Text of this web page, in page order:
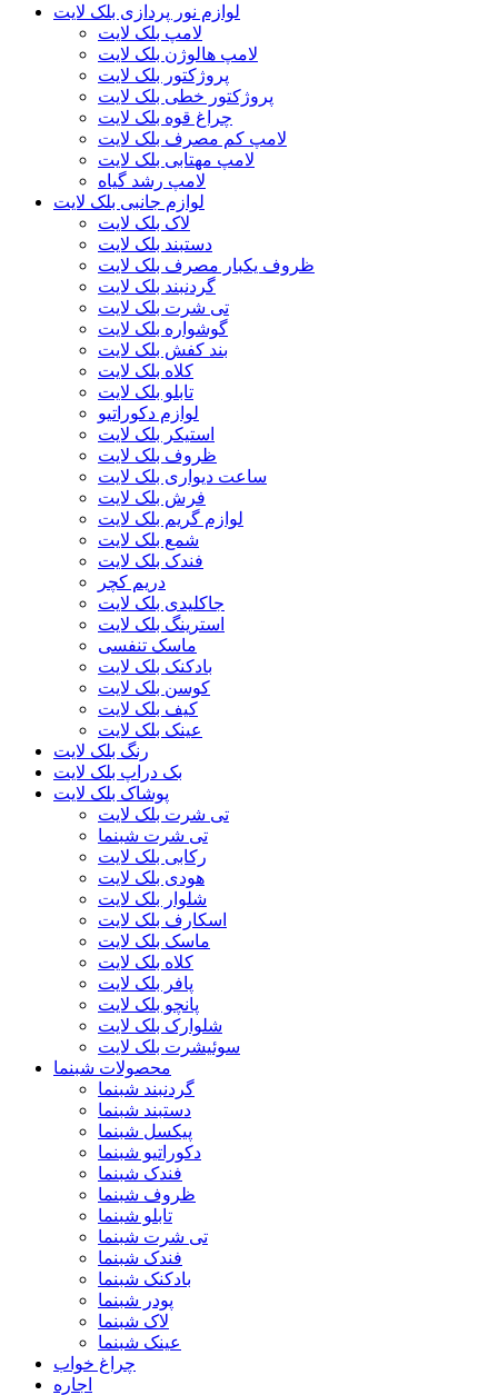
لوازم نور پردازی بلک لایت
لامپ بلک لایت
لامپ هالوژن بلک لایت
پروژکتور بلک لایت
پروژکتور خطی بلک لایت
چراغ قوه بلک لایت
لامپ کم مصرف بلک لایت
لامپ مهتابی بلک لایت
لامپ رشد گیاه
لوازم جانبی بلک لایت
لاک بلک لایت
دستبند بلک لایت
ظروف یکبار مصرف بلک لایت
گردنبند بلک لایت
تی شرت بلک لایت
گوشواره بلک لایت
بند کفش بلک لایت
کلاه بلک لایت
تابلو بلک لایت
لوازم دکوراتیو
استیکر بلک لایت
ظروف بلک لایت
ساعت دیواری بلک لایت
فرش بلک لایت
لوازم گریم بلک لایت
شمع بلک لایت
فندک بلک لایت
دریم کچر
جاکلیدی بلک لایت
استرینگ بلک لایت
ماسک تنفسی
بادکنک بلک لایت
کوسن بلک لایت
کیف بلک لایت
عینک بلک لایت
رنگ بلک لایت
بک دراپ بلک لایت
پوشاک بلک لایت
تی شرت بلک لایت
تی شرت شبنما
رکابی بلک لایت
هودی بلک لایت
شلوار بلک لایت
اسکارف بلک لایت
ماسک بلک لایت
کلاه بلک لایت
پافر بلک لایت
پانچو بلک لایت
شلوارک بلک لایت
سوئیشرت بلک لایت
محصولات شبنما
گردنبند شبنما
دستبند شبنما
پیکسل شبنما
دکوراتیو شبنما
فندک شبنما
ظروف شبنما
تابلو شبنما
تی شرت شبنما
فندک شبنما
بادکنک شبنما
پودر شبنما
لاک شبنما
عینک شبنما
چراغ خواب
اجاره